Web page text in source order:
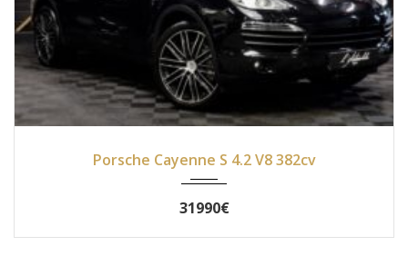
Porsche Cayenne S 4.2 V8 382cv
31990€